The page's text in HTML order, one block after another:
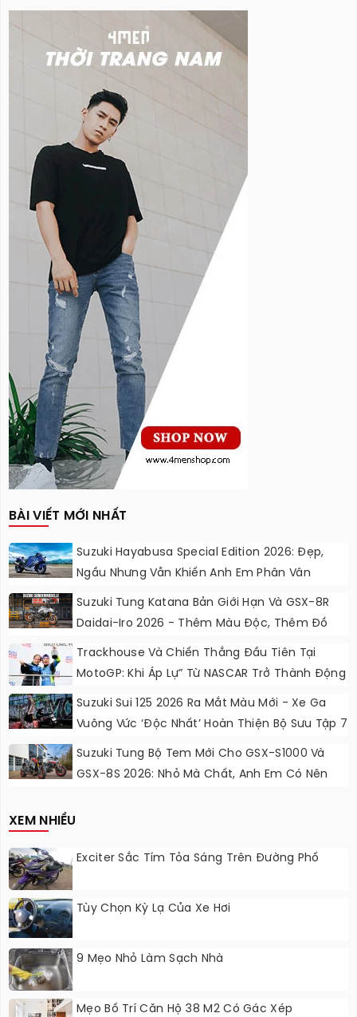
BÀI VIẾT MỚI NHẤT
Suzuki Hayabusa Special Edition 2026: Đẹp,
Ngầu Nhưng Vẫn Khiến Anh Em Phân Vân
Suzuki Tung Katana Bản Giới Hạn Và GSX-8R
Daidai-Iro 2026 - Thêm Màu Độc, Thêm Đồ
Chơi, Thêm Cá Tính
Trackhouse Và Chiến Thắng Đầu Tiên Tại
MotoGP: Khi Áp Lự” Từ NASCAR Trở Thành Động
Lực Ngọt Ngào
Suzuki Sui 125 2026 Ra Mắt Màu Mới - Xe Ga
Vuông Vức ‘độc Nhất’ Hoàn Thiện Bộ Sưu Tập 7
Sắc Cầu Vồng
Suzuki Tung Bộ Tem Mới Cho GSX-S1000 Và
GSX-8S 2026: Nhỏ Mà Chất, Anh Em Có Nên
XEM NHIỀU
Exciter Sắc Tím Tỏa Sáng Trên Đường Phố
Tùy Chọn Kỳ Lạ Của Xe Hơi
9 Mẹo Nhỏ Làm Sạch Nhà
Mẹo Bố Trí Căn Hộ 38 M2 Có Gác Xép